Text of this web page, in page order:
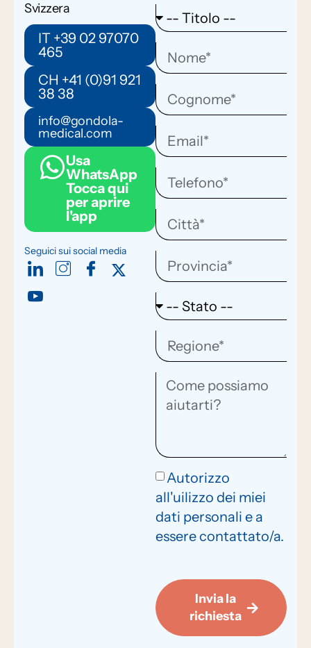
Svizzera
IT +39 02 97070
465
CH +41 (0)91 921
38 38
info@gondola-
medical.com
Usa
WhatsApp
Tocca qui
per aprire
l'app
Seguici sui social media
Autorizzo
all'uilizzo dei miei
dati personali e a
essere contattato/a.
Invia la
richiesta